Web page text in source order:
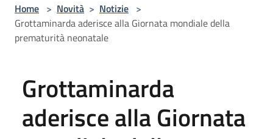
Home > Novità > Notizie >
Grottaminarda aderisce alla Giornata mondiale della
prematurità neonatale
Grottaminarda
aderisce alla Giornata